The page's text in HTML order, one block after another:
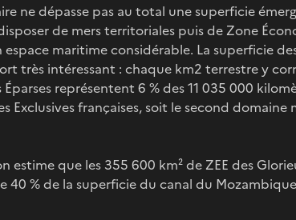
ne dépasse pas au total une superficie
de mers territoriales puis de Zone
maritime considérable. La superficie
très intéressant : chaque km2 terrestre y
représentent 6 % des 11 035 000
Exclusives françaises, soit le second
estime que les 355 600 km² de ZEE des
40 % de la superficie du canal du